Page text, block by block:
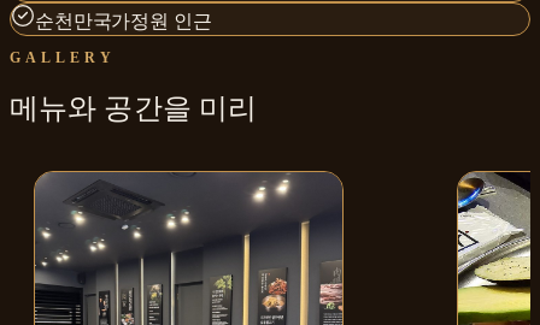
순천만국가정원 인근
GALLERY
메뉴와 공간을 미리